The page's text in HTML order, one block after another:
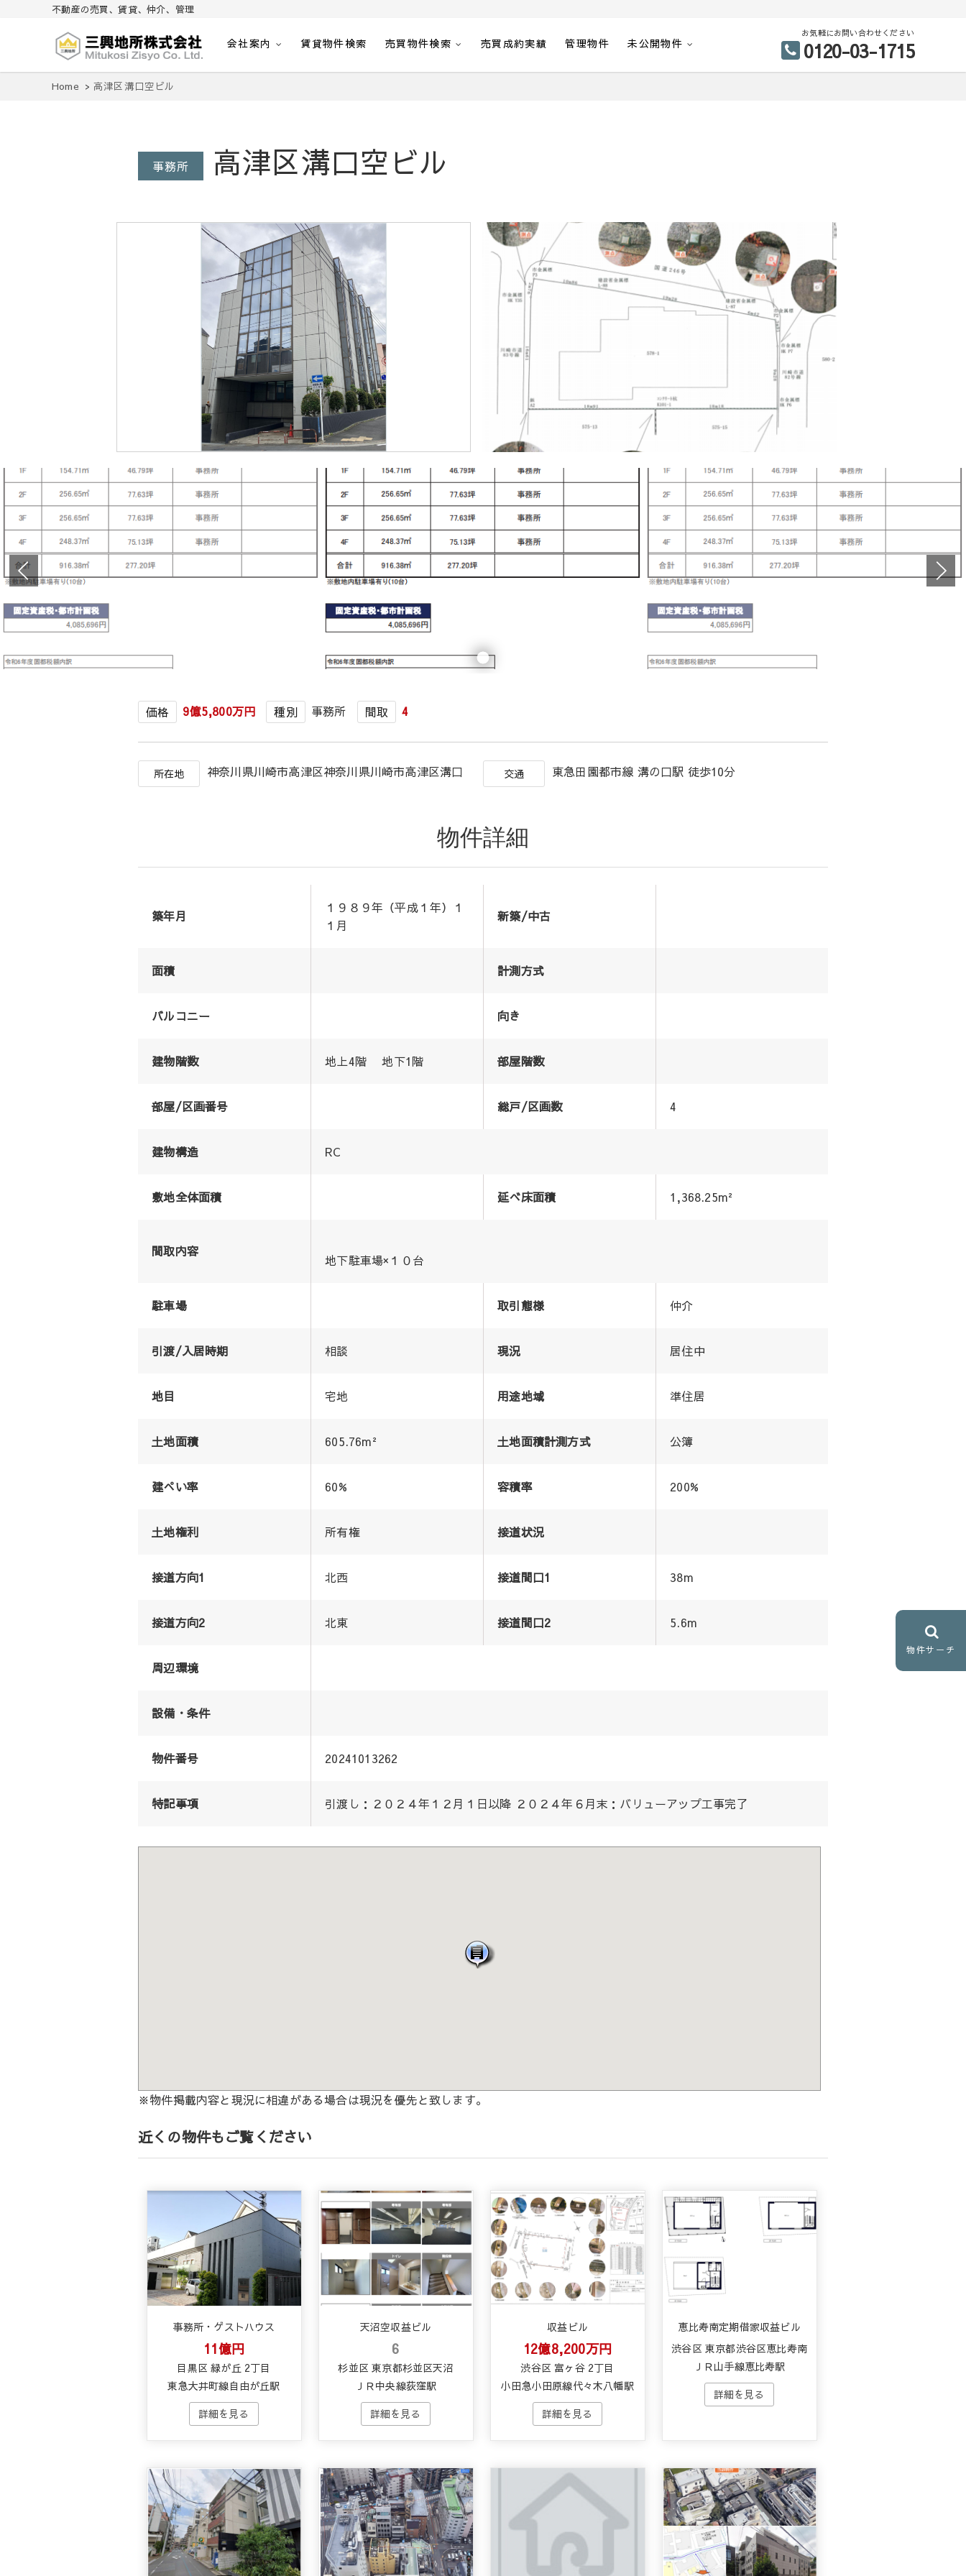
不動産の売買、賃貸、仲介、管理
三興地所株式会社
不動産の売買、賃貸、仲介、管理
会社案内 賃貸物件検索 売買物件検索 売買成約実績 管理物件 未公開物件
お気軽にお問い合わせください
0120-03-1715
Home 高津区溝口空ビル
事務所 高津区溝口空ビル
価格 9億5,800万円 種別 事務所 間取 4
所在地 神奈川県川崎市高津区神奈川県川崎市高津区溝口 交通 東急田園都市線 溝の口駅 徒歩10分
物件詳細
築年月
１９８９年（平成１年）１
１月
新築/中古
面積 計測方式
バルコニー 向き
建物階数 地上4階 地下1階 部屋階数
部屋/区画番号 総戸/区画数 4
建物構造 RC
敷地全体面積 延べ床面積 1,368.25m²
間取内容
地下駐車場×１０台
駐車場 取引態様 仲介
引渡/入居時期 相談 現況 居住中
地目 宅地 用途地域 準住居
土地面積 605.76m² 土地面積計測方式 公簿
建ぺい率 60% 容積率 200%
土地権利 所有権 接道状況
接道方向1 北西 接道間口1 38m
接道方向2 北東 接道間口2 5.6m
周辺環境
設備・条件
物件番号 20241013262
特記事項 引渡し：２０２４年１２月１日以降 ２０２４年６月末：バリューアップ工事完了
※物件掲載内容と現況に相違がある場合は現況を優先と致します。
近くの物件もご覧ください
事務所・ゲストハウス
11億円
目黒区 緑が丘 2丁目
東急大井町線自由が丘駅
天沼空収益ビル
6
杉並区 東京都杉並区天沼
ＪＲ中央線荻窪駅
収益ビル
12億8,200万円
渋谷区 富ヶ谷 2丁目
小田急小田原線代々木八幡駅
恵比寿南定期借家収益ビル
渋谷区 東京都渋谷区恵比寿南
ＪＲ山手線恵比寿駅
物件サーチ